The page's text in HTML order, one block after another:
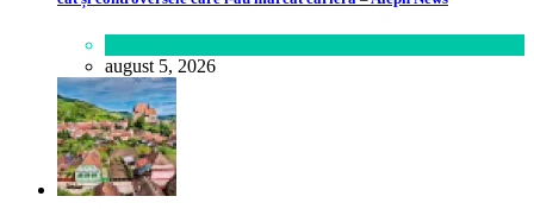
august 5, 2026